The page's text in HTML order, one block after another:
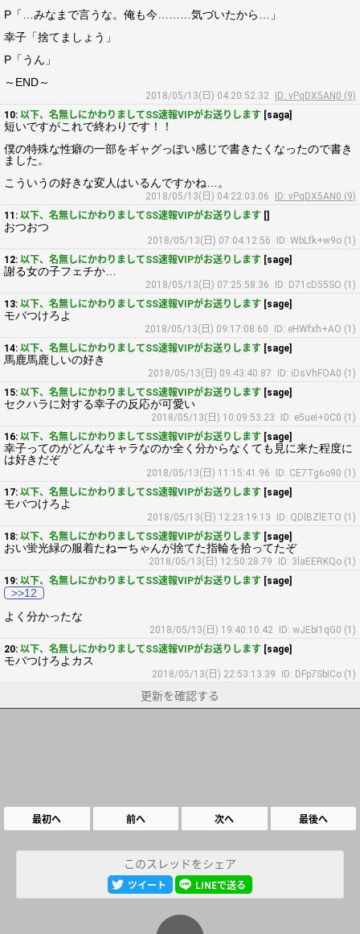
P「…みなまで言うな。俺も今………気づいたから…」
幸子「捨てましょう」
P「うん」
～END～
2018/05/13(日) 04:20:52.32
ID: vPqDX5AN0 (9)
10: 以下、名無しにかわりましてSS速報VIPがお送りします [saga]
短いですがこれで終わりです！！
僕の特殊な性癖の一部をギャグっぽい感じで書きたくなったので書き
ました。
こういうの好きな変人はいるんですかね…。
2018/05/13(日) 04:22:03.06
ID: vPqDX5AN0 (9)
11: 以下、名無しにかわりましてSS速報VIPがお送りします []
おつおつ
2018/05/13(日) 07:04:12.56
ID: WbLfk+w9o (1)
12: 以下、名無しにかわりましてSS速報VIPがお送りします [sage]
謝る女の子フェチか…
2018/05/13(日) 07:25:58.36
ID: D71cD55SO (1)
13: 以下、名無しにかわりましてSS速報VIPがお送りします [sage]
モバつけろよ
2018/05/13(日) 09:17:08.60
ID: eHWfxh+AO (1)
14: 以下、名無しにかわりましてSS速報VIPがお送りします [sage]
馬鹿馬鹿しいの好き
2018/05/13(日) 09:43:40.87
ID: iDsVhFOA0 (1)
15: 以下、名無しにかわりましてSS速報VIPがお送りします [sage]
セクハラに対する幸子の反応が可愛い
2018/05/13(日) 10:09:53.23
ID: e5ueI+0C0 (1)
16: 以下、名無しにかわりましてSS速報VIPがお送りします [sage]
幸子ってのがどんなキャラなのか全く分からなくても見に来た程度に
は好きだぞ
2018/05/13(日) 11:15:41.96
ID: CE7Tg6o90 (1)
17: 以下、名無しにかわりましてSS速報VIPがお送りします [sage]
モバつけろよ
2018/05/13(日) 12:23:19.13
ID: QDlBZlETO (1)
18: 以下、名無しにかわりましてSS速報VIPがお送りします [sage]
おい蛍光緑の服着たねーちゃんが捨てた指輪を拾ってたぞ
2018/05/13(日) 12:50:28.79
ID: 3laEERKQo (1)
19: 以下、名無しにかわりましてSS速報VIPがお送りします [sage]
>>12
よく分かったな
2018/05/13(日) 19:40:10.42
ID: wJEbI1qG0 (1)
20: 以下、名無しにかわりましてSS速報VIPがお送りします [sage]
モバつけろよカス
2018/05/13(日) 22:53:13.39 ID: DFp7SbICo (1)
更新を確認する
最初へ 前へ 次へ 最後へ
このスレッドをシェア
ツイート LINEで送る